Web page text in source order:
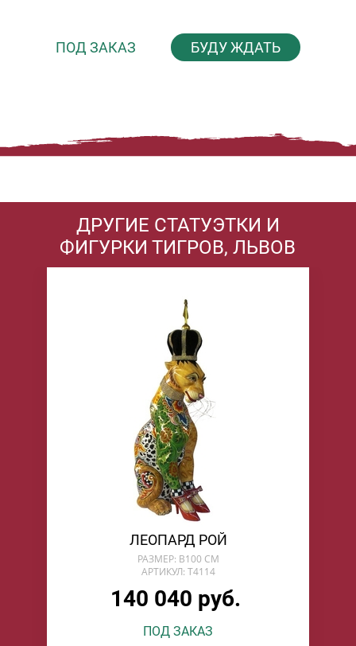
ПОД ЗАКАЗ БУДУ ЖДАТЬ
ДРУГИЕ СТАТУЭТКИ И
ФИГУРКИ ТИГРОВ, ЛЬВОВ
ЛЕОПАРД РОЙ
РАЗМЕР: В100 СМ
АРТИКУЛ: T4114
140 040 руб.
ПОД ЗАКАЗ